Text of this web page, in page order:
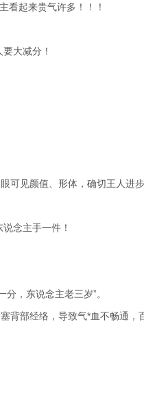
看起来贵气许多！！！
大减分！
可见颜值、形体，确切王人进
念主手一件！
，东说念主老三岁”。
背部经络，导致气*血不畅通，